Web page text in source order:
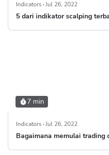
Indicators Jul 26, 2022
5 dari indikator scalping
7 min
Indicators Jul 26, 2022
Bagaimana memulai trading